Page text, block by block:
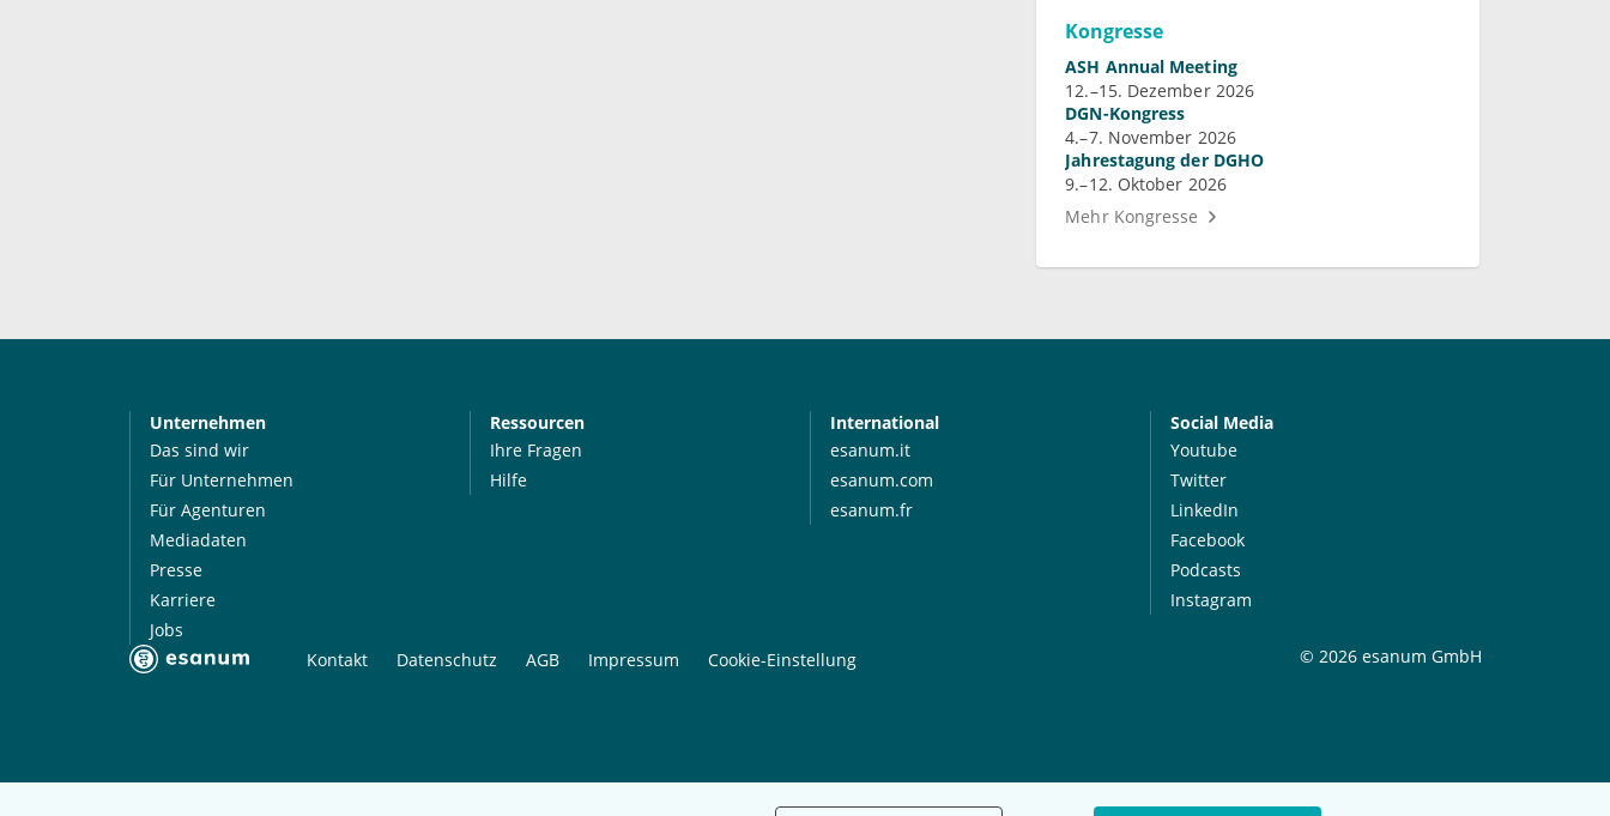
Kongresse
ASH Annual Meeting
12.–15. Dezember 2026
DGN-Kongress
4.–7. November 2026
Jahrestagung der DGHO
9.–12. Oktober 2026
Mehr Kongresse
Unternehmen
Das sind wir
Für Unternehmen
Für Agenturen
Mediadaten
Presse
Karriere
Jobs
Ressourcen
Ihre Fragen
Hilfe
International
esanum.it
esanum.com
esanum.fr
Social Media
Youtube
Twitter
LinkedIn
Facebook
Podcasts
Instagram
Kontakt Datenschutz AGB Impressum Cookie-Einstellung © 2026 esanum GmbH